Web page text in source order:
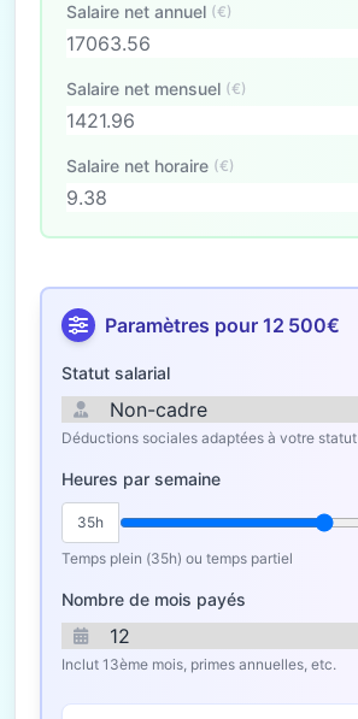
Salaire net annuel (€)
Salaire net mensuel (€)
Salaire net horaire (€)
Paramètres pour 12 500€
Statut salarial
Déductions sociales adaptées à votre statut
Heures par semaine
35h
Temps plein (35h) ou temps partiel
Nombre de mois payés
Inclut 13ème mois, primes annuelles, etc.